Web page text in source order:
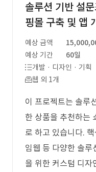
솔루션 기반 설
핑몰 구축 및 앱
예상 금액
예상 기간
60일
개발 · 디자인 · 기획
웹 외 1개
이 프로젝트는 솔루
한 상품을 추천하는
로 하고 있습니다.
임웹 등 다양한 솔루
을 위한 커스텀 디자